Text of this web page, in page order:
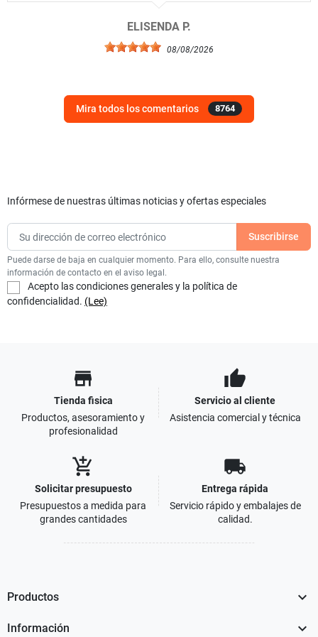
ELISENDA P.
08/08/2026
Mira todos los comentarios 8764
Infórmese de nuestras últimas noticias y ofertas especiales
Puede darse de baja en cualquier momento. Para ello, consulte nuestra
información de contacto en el aviso legal.
Acepto las condiciones generales y la política de
confidencialidad. (Lee)
store
Tienda fisica
Productos, asesoramiento y
profesionalidad
thumb_up
Servicio al cliente
Asistencia comercial y técnica
add_shopping_cart
Solicitar presupuesto
Presupuestos a medida para
grandes cantidades
local_shipping
Entrega rápida
Servicio rápido y embalajes de
calidad.
Productos 
Información 